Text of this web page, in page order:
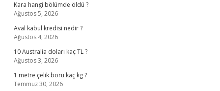
Kara hangi bölümde öldü ?
Ağustos 5, 2026
Aval kabul kredisi nedir ?
Ağustos 4, 2026
10 Australia doları kaç TL ?
Ağustos 3, 2026
1 metre çelik boru kaç kg ?
Temmuz 30, 2026